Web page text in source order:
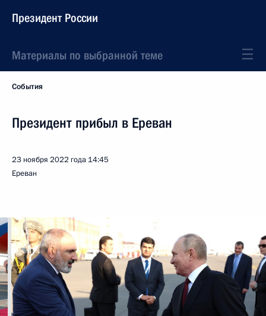
Президент России
Материалы по выбранной теме
События
Президент прибыл в Ереван
23 ноября 2022 года 14:45
Ереван